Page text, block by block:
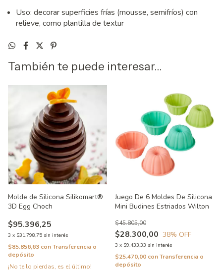
Uso: decorar superficies frías (mousse, semifríos) con
relieve, como plantilla de textur
También te puede interesar...
Molde de Silicona Silikomart®
3D Egg Choch
$95.396,25
3 x $31.798,75 sin interés
$85.856,63 conTransferencia o
depósito
¡No te lo pierdas, es el último!
Juego De 6 Moldes De Silicona
Mini Budines Estriados Wilton
$28.300,00
$45.805,00
38% OFF
3 x $9.433,33 sin interés
$25.470,00 conTransferencia o
depósito